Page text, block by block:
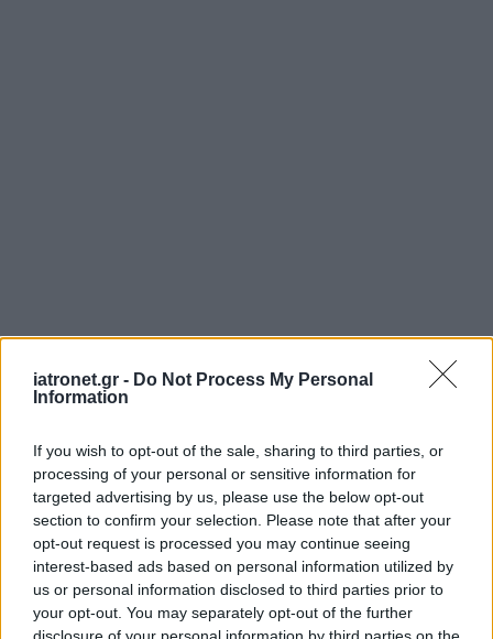
iatronet.gr - Do Not Process My Personal
Information
If you wish to opt-out of the sale, sharing to third parties, or
processing of your personal or sensitive information for
targeted advertising by us, please use the below opt-out
section to confirm your selection. Please note that after your
opt-out request is processed you may continue seeing
interest-based ads based on personal information utilized by
us or personal information disclosed to third parties prior to
your opt-out. You may separately opt-out of the further
disclosure of your personal information by third parties on the